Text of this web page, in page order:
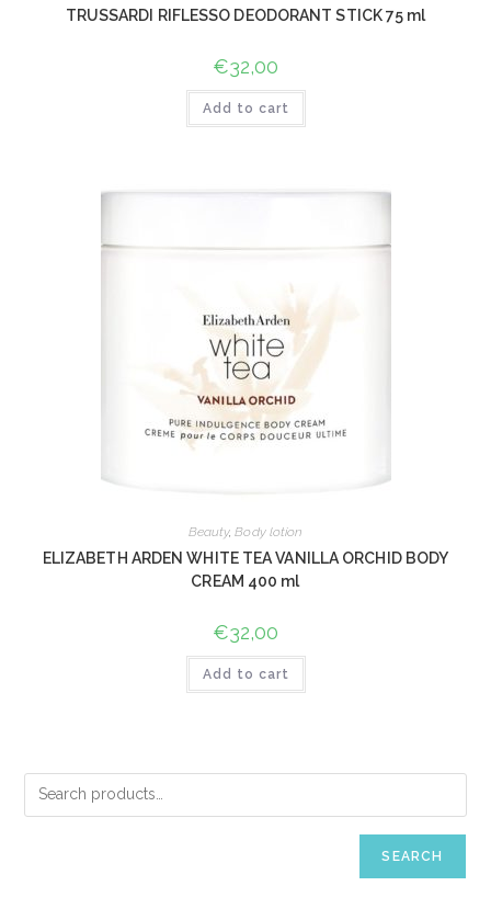
TRUSSARDI RIFLESSO DEODORANT STICK 75 ml
€32,00
Add to cart
Beauty,Body lotion
ELIZABETH ARDEN WHITE TEA VANILLA ORCHID BODY
CREAM 400 ml
€32,00
Add to cart
SEARCH